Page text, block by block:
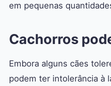
em pequenas
Cachorros
Embora alguns cães
podem ter intolerância à